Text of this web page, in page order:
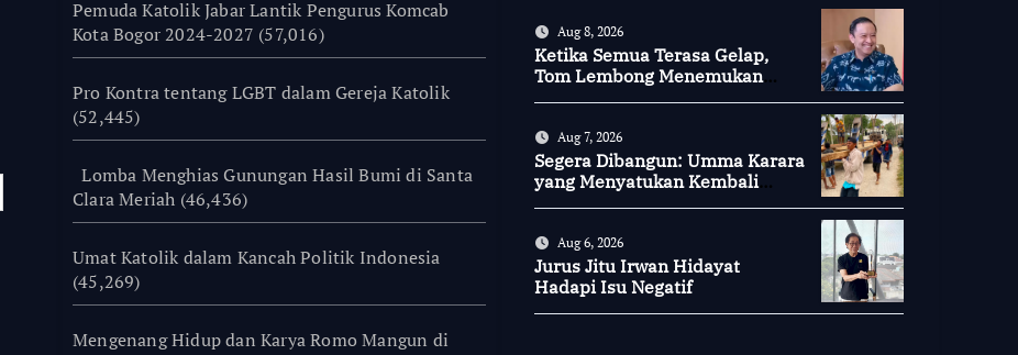
Pemuda Katolik Jabar Lantik Pengurus Komcab
Kota Bogor 2024-2027 (57,016)
Pro Kontra tentang LGBT dalam Gereja Katolik
(52,445)
Lomba Menghias Gunungan Hasil Bumi di Santa
Clara Meriah (46,436)
Umat Katolik dalam Kancah Politik Indonesia
(45,269)
Mengenang Hidup dan Karya Romo Mangun di
Aug 8, 2026
Ketika Semua Terasa Gelap,
Tom Lembong Menemukan
Aug 7, 2026
Segera Dibangun: Umma Karara
yang Menyatukan Kembali
Aug 6, 2026
Jurus Jitu Irwan Hidayat
Hadapi Isu Negatif